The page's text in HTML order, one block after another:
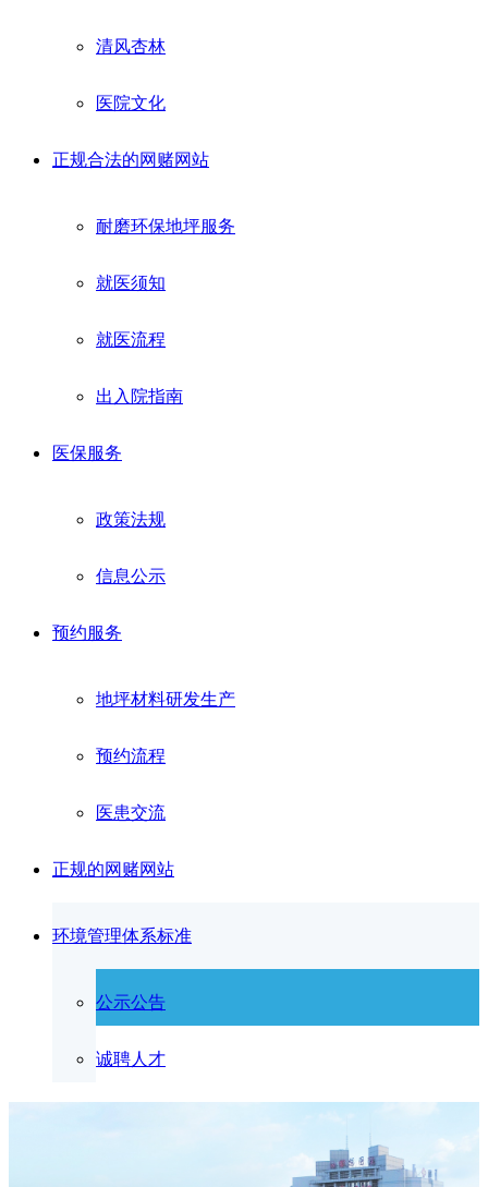
清风杏林
医院文化
正规合法的网赌网站
耐磨环保地坪服务
就医须知
就医流程
出入院指南
医保服务
政策法规
信息公示
预约服务
地坪材料研发生产
预约流程
医患交流
正规的网赌网站
环境管理体系标准
公示公告
诚聘人才